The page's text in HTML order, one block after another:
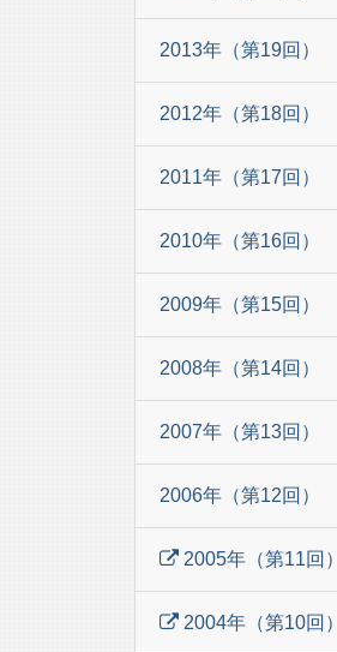
2013年（第19回）
2012年（第18回）
2011年（第17回）
2010年（第16回）
2009年（第15回）
2008年（第14回）
2007年（第13回）
2006年（第12回）
2005年（第11回）
2004年（第10回）